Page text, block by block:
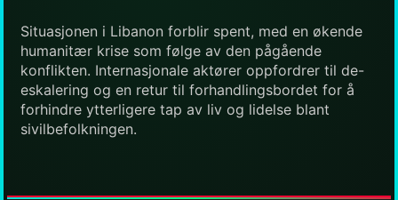
Situasjonen i Libanon forblir spent, med en økende
humanitær krise som følge av den pågående
konflikten. Internasjonale aktører oppfordrer til de-
eskalering og en retur til forhandlingsbordet for å
forhindre ytterligere tap av liv og lidelse blant
sivilbefolkningen.